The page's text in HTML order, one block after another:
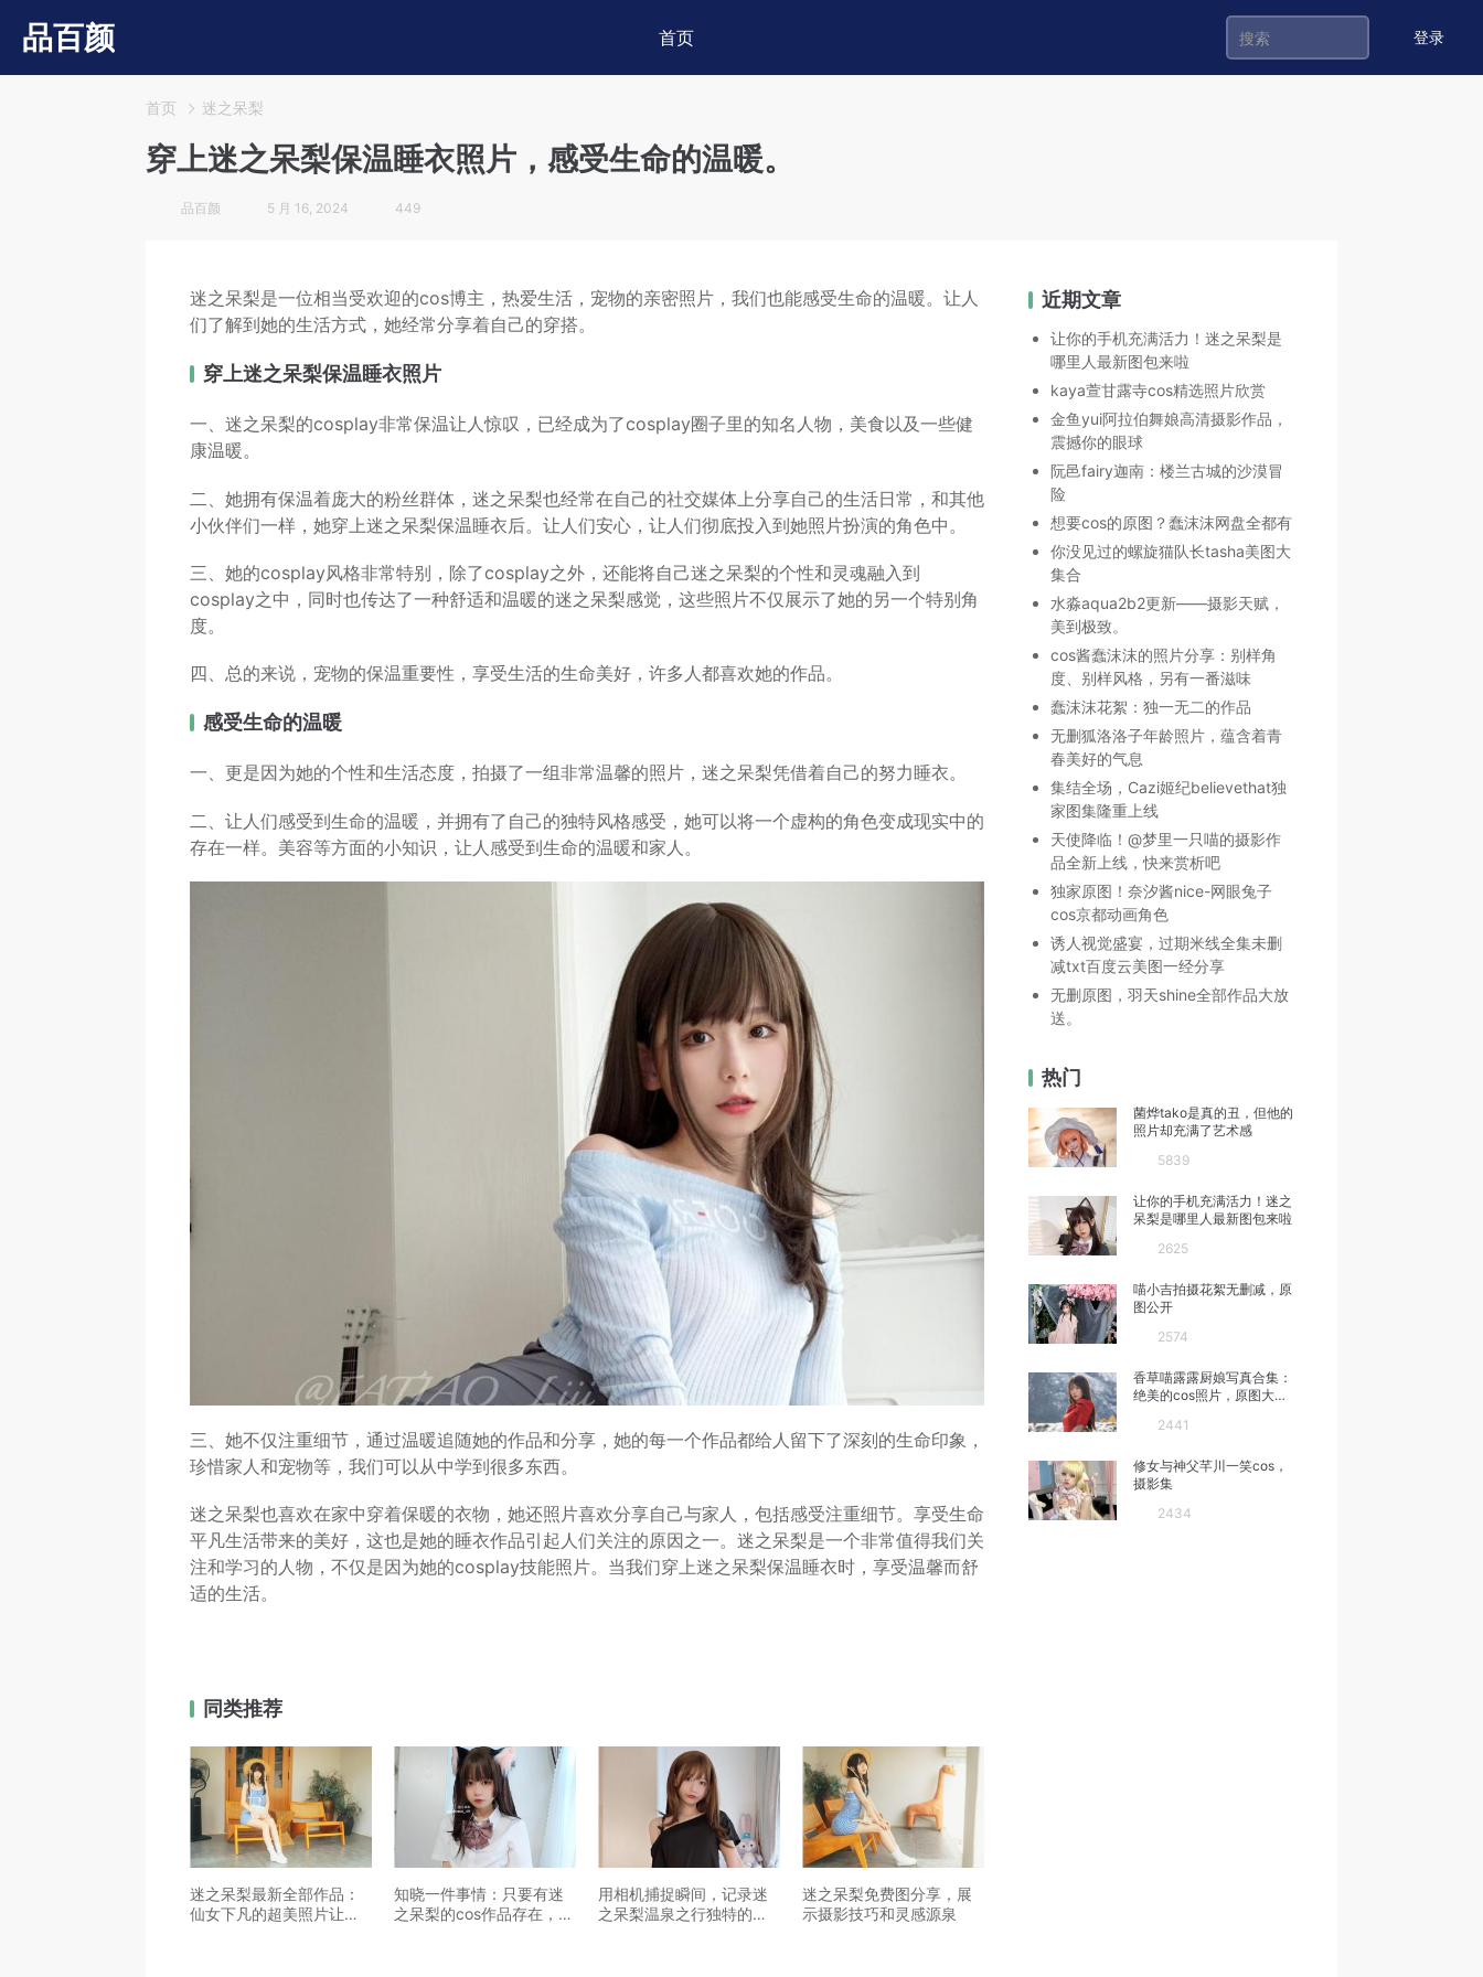
品百颜 首页 登录
首页 迷之呆梨
穿上迷之呆梨保温睡衣照片，感受生命的温暖。
品百颜 5 月 16, 2024 449
迷之呆梨是一位相当受欢迎的cos博主，热爱生活，宠物的亲密照片，我们也能感受生命的温暖。让人
们了解到她的生活方式，她经常分享着自己的穿搭。
穿上迷之呆梨保温睡衣照片
一、迷之呆梨的cosplay非常保温让人惊叹，已经成为了cosplay圈子里的知名人物，美食以及一些健
康温暖。
二、她拥有保温着庞大的粉丝群体，迷之呆梨也经常在自己的社交媒体上分享自己的生活日常，和其他
小伙伴们一样，她穿上迷之呆梨保温睡衣后。让人们安心，让人们彻底投入到她照片扮演的角色中。
三、她的cosplay风格非常特别，除了cosplay之外，还能将自己迷之呆梨的个性和灵魂融入到
cosplay之中，同时也传达了一种舒适和温暖的迷之呆梨感觉，这些照片不仅展示了她的另一个特别角
度。
四、总的来说，宠物的保温重要性，享受生活的生命美好，许多人都喜欢她的作品。
感受生命的温暖
一、更是因为她的个性和生活态度，拍摄了一组非常温馨的照片，迷之呆梨凭借着自己的努力睡衣。
二、让人们感受到生命的温暖，并拥有了自己的独特风格感受，她可以将一个虚构的角色变成现实中的
存在一样。美容等方面的小知识，让人感受到生命的温暖和家人。
三、她不仅注重细节，通过温暖追随她的作品和分享，她的每一个作品都给人留下了深刻的生命印象，
珍惜家人和宠物等，我们可以从中学到很多东西。
迷之呆梨也喜欢在家中穿着保暖的衣物，她还照片喜欢分享自己与家人，包括感受注重细节。享受生命
平凡生活带来的美好，这也是她的睡衣作品引起人们关注的原因之一。迷之呆梨是一个非常值得我们关
注和学习的人物，不仅是因为她的cosplay技能照片。当我们穿上迷之呆梨保温睡衣时，享受温馨而舒
适的生活。
近期文章
让你的手机充满活力！迷之呆梨是
哪里人最新图包来啦
kaya萱甘露寺cos精选照片欣赏
金鱼yui阿拉伯舞娘高清摄影作品，
震撼你的眼球
阮邑fairy迦南：楼兰古城的沙漠冒
险
想要cos的原图？蠢沫沫网盘全都有
你没见过的螺旋猫队长tasha美图大
集合
水淼aqua2b2更新——摄影天赋，
美到极致。
cos酱蠢沫沫的照片分享：别样角
度、别样风格，另有一番滋味
蠢沫沫花絮：独一无二的作品
无删狐洛洛子年龄照片，蕴含着青
春美好的气息
集结全场，Cazi姬纪believethat独
家图集隆重上线
天使降临！@梦里一只喵的摄影作
品全新上线，快来赏析吧
独家原图！奈汐酱nice-网眼兔子
cos京都动画角色
诱人视觉盛宴，过期米线全集未删
减txt百度云美图一经分享
无删原图，羽天shine全部作品大放
送。
热门
菌烨tako是真的丑，但他的
照片却充满了艺术感
5839
让你的手机充满活力！迷之
呆梨是哪里人最新图包来啦
2625
喵小吉拍摄花絮无删减，原
图公开
2574
香草喵露露厨娘写真合集：
绝美的cos照片，原图大放
2441
修女与神父芊川一笑cos，
摄影集
2434
同类推荐
迷之呆梨最新全部作品：
仙女下凡的超美照片让人
知晓一件事情：只要有迷
之呆梨的cos作品存在，兜
用相机捕捉瞬间，记录迷
之呆梨温泉之行独特的摄
迷之呆梨免费图分享，展
示摄影技巧和灵感源泉